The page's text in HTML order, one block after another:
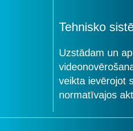
Tehnisko
Uzstādam un
veikta ievērojot
normatīvajos